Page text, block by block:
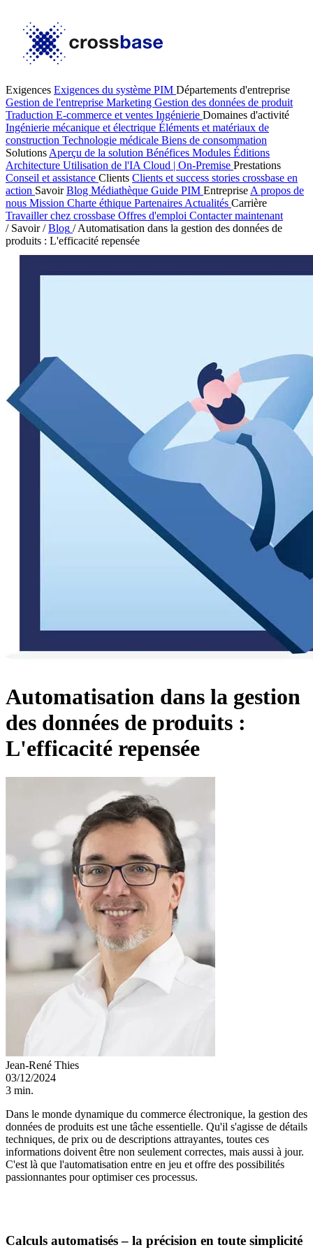
Exigences Exigences du système PIM Départements d'entreprise
Gestion de l'entreprise Marketing Gestion des données de produit
Traduction E-commerce et ventes Ingénierie Domaines d'activité
Ingénierie mécanique et électrique Éléments et matériaux de
construction Technologie médicale Biens de consommation
Solutions Aperçu de la solution Bénéfices Modules Éditions
Architecture Utilisation de l'IA Cloud | On-Premise Prestations
Conseil et assistance Clients Clients et success stories crossbase en
action SavoirBlog Médiathèque Guide PIM Entreprise A propos de
nous Mission Charte éthique Partenaires Actualités Carrière
Travailler chez crossbase Offres d'emploi Contacter maintenant
/ Savoir / Blog / Automatisation dans la gestion des données de
produits : L'efficacité repensée
Automatisation dans la gestion
des données de produits :
L'efficacité repensée
Jean-René Thies
03/12/2024
3 min.
Dans le monde dynamique du commerce électronique, la gestion des
données de produits est une tâche essentielle. Qu'il s'agisse de détails
techniques, de prix ou de descriptions attrayantes, toutes ces
informations doivent être non seulement correctes, mais aussi à jour.
C'est là que l'automatisation entre en jeu et offre des possibilités
passionnantes pour optimiser ces processus.
Calculs automatisés – la précision en toute simplicité